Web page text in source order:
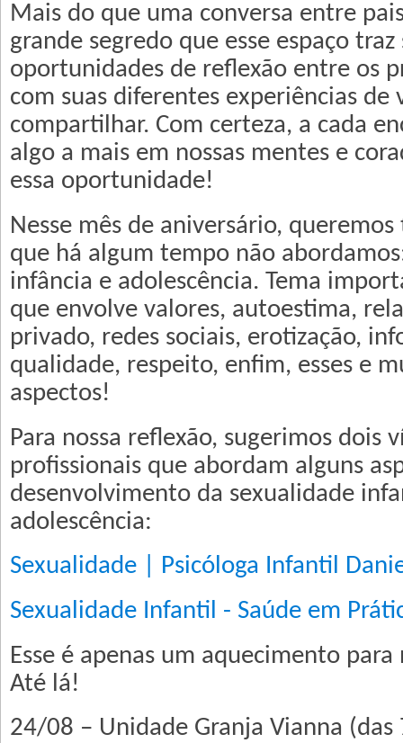
Mais do que uma conversa entre
grande segredo que esse espaço traz
oportunidades de reflexão entre os
com suas diferentes experiências
compartilhar. Com certeza, a cada
algo a mais em nossas mentes e
essa oportunidade!
Nesse mês de aniversário,
que há algum tempo não
infância e adolescência. Tema
que envolve valores, autoestima,
privado, redes sociais, erotização,
qualidade, respeito, enfim, esses e
aspectos!
Para nossa reflexão, sugerimos dois
profissionais que abordam alguns
desenvolvimento da sexualidade
adolescência:
Sexualidade | Psicóloga Infantil
Sexualidade Infantil - Saúde em
Esse é apenas um aquecimento para
Até lá!
24/08 – Unidade Granja Vianna (das